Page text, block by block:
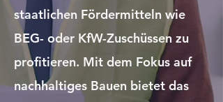
staatlichen Fördermitteln wie
BEG- oder KfW-Zuschüssen zu
profitieren. Mit dem Fokus auf
nachhaltiges Bauen bietet das